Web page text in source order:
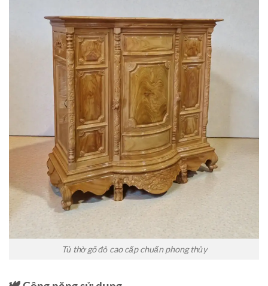
Tủ thờ gõ đỏ cao cấp chuẩn phong thủy